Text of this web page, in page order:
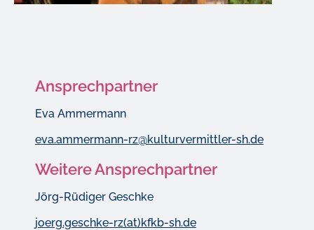
Ansprechpartner
Eva Ammermann
eva.ammermann-rz@kulturvermittler-sh.de
Weitere Ansprechpartner
Jörg-Rüdiger Geschke
joerg.geschke-rz(at)kfkb-sh.de